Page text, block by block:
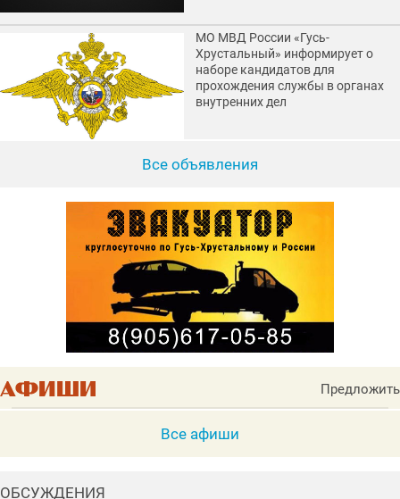
МО МВД России «Гусь-
Хрустальный» информирует о
наборе кандидатов для
прохождения службы в органах
внутренних дел
Все объявления
Предложить
Все афиши
ОБСУЖДЕНИЯ